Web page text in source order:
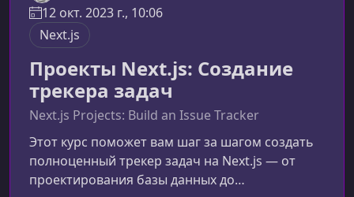
12 окт. 2023 г., 10:06
Next.js
Проекты Next.js: Создание
трекера задач
Next.js Projects: Build an Issue Tracker
Этот курс поможет вам шаг за шагом создать
полноценный трекер задач на Next.js — от
проектирования базы данных до